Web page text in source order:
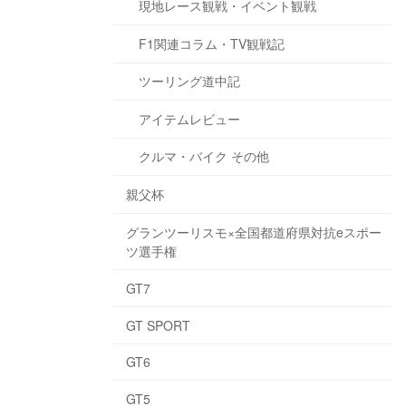
現地レース観戦・イベント観戦
F1関連コラム・TV観戦記
ツーリング道中記
アイテムレビュー
クルマ・バイク その他
親父杯
グランツーリスモ×全国都道府県対抗eスポー
ツ選手権
GT7
GT SPORT
GT6
GT5